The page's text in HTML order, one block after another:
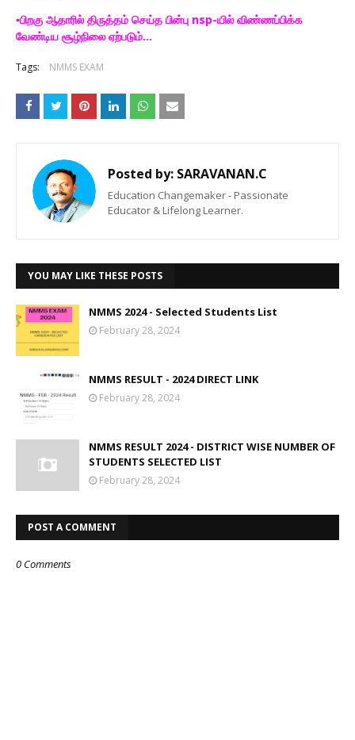
▪️பிறகு ஆதாரில் திருத்தம் செய்த பின்பு nsp-யில் விண்ணப்பிக்க
வேண்டிய சூழ்நிலை ஏற்படும்...
Tags: NMMS EXAM
Posted by: SARAVANAN.C
Education Changemaker - Passionate
Educator & Lifelong Learner.
YOU MAY LIKE THESE POSTS
NMMS 2024 - Selected Students List
February 28, 2024
NMMS RESULT - 2024 DIRECT LINK
February 28, 2024
NMMS RESULT 2024 - DISTRICT WISE NUMBER OF
STUDENTS SELECTED LIST
February 28, 2024
POST A COMMENT
0 Comments